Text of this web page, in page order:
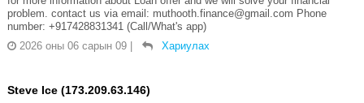
problem. contact us via email: muthooth.finance@gmail.com Phone
number: +917428831341 (Call/What's app)
2026 оны 06 сарын 09
Хариулах
Steve Ice (173.209.63.146)